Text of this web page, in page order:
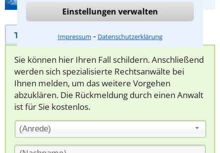
Einstellungen verwalten
Impressum ⁃ Datenschutzerklärung
Telefonhilfe Beratungsanfrage
Sie können hier Ihren Fall schildern. Anschließend
werden sich spezialisierte Rechtsanwälte bei
Ihnen melden, um das weitere Vorgehen
abzuklären. Die Rückmeldung durch einen Anwalt
ist für Sie kostenlos.
(Anrede)